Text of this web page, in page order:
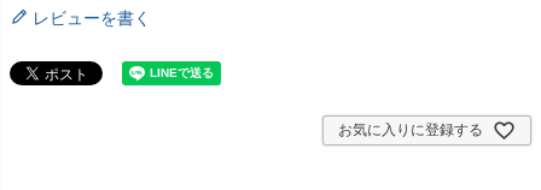
レビューを書く
お気に入りに登録する